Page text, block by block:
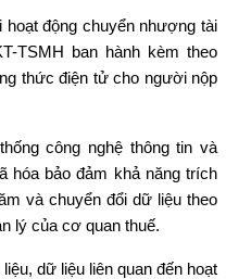
động chuyển nhượng tài
TSMH ban hành kèm theo
thức điện tử cho người nộp
công nghệ thông tin và
hóa bảo đảm khả năng trích
và chuyển đổi dữ liệu theo
lý của cơ quan thuế.
dữ liệu liên quan đến hoạt